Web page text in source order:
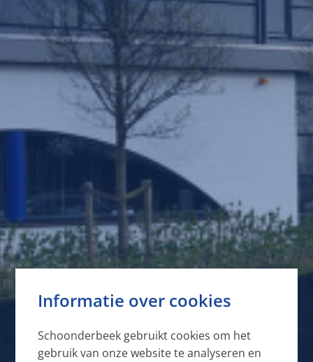
Informatie over cookies
Schoonderbeek gebruikt cookies om het
gebruik van onze website te analyseren en